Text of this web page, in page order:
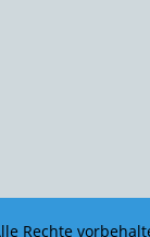
Rechte